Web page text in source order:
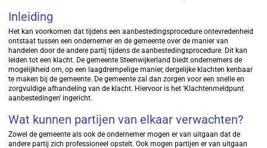
Inleiding
Het kan voorkomen dat tijdens een aanbestedingsprocedure ontevredenheid
ontstaat tussen een ondernemer en de gemeente over de manier van
handelen door de andere partij tijdens de aanbestedingsprocedure. Dit kan
leiden tot een klacht. De gemeente Steenwijkerland biedt ondernemers de
mogelijkheid om, op een laagdrempelige manier, dergelijke klachten kenbaar
te maken bij de gemeente. De gemeente zal dan zorgen voor een snelle en
zorgvuldige afhandeling van de klacht. Hiervoor is het 'Klachtenmeldpunt
aanbestedingen' ingericht.
Wat kunnen partijen van elkaar verwachten?
Zowel de gemeente als ook de ondernemer mogen er van uitgaan dat de
andere partij zich professioneel opstelt. Ook mogen partijen er van uitgaan